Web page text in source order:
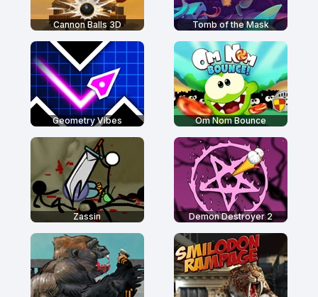
Cannon Balls 3D Tomb of the Mask
Geometry Vibes Om Nom Bounce
Zassin Demon Destroyer 2